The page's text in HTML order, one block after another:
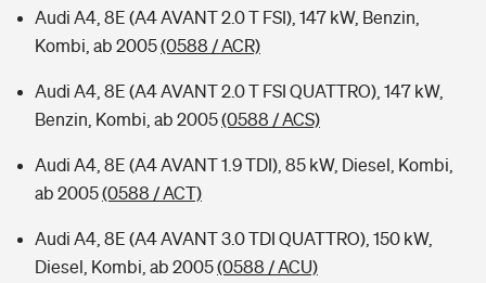
Audi A4, 8E (A4 AVANT 2.0 T FSI), 147 kW, Benzin,
Kombi, ab 2005(0588 / ACR)
Audi A4, 8E (A4 AVANT 2.0 T FSI QUATTRO), 147 kW,
Benzin, Kombi, ab 2005(0588 / ACS)
Audi A4, 8E (A4 AVANT 1.9 TDI), 85 kW, Diesel, Kombi,
ab 2005(0588 / ACT)
Audi A4, 8E (A4 AVANT 3.0 TDI QUATTRO), 150 kW,
Diesel, Kombi, ab 2005(0588 / ACU)